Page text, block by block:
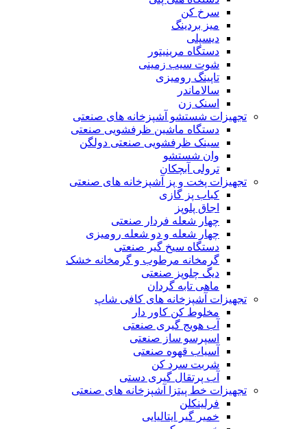
سرخ کن
میز بردینگ
دیسپلی
دستگاه مرینیتور
شوت سیب زمینی
تاپینگ رومیزی
سالاماندر
اسنک زن
تجهیزات شستشو آشپزخانه های صنعتی
دستگاه ماشین ظرفشویی صنعتی
سینک ظرفشویی صنعتی دولگن
وان شستشو
ترولی آبچکان
تجهیزات پخت و پز آشپزخانه های صنعتی
کباب پز گازی
اجاق پلوپز
چهار شعله فردار صنعتی
چهار شعله و دو شعله رومیزی
دستگاه سیخ گیر صنعتی
گرمخانه مرطوب و گرمخانه خشک
دیگ چلوپز صنعتی
ماهی تابه گردان
تجهیزات آشپزخانه های کافی شاپ
مخلوط کن کاور دار
آب هویج گیری صنعتی
اسپرسو ساز صنعتی
آسیاب قهوه صنعتی
شربت سرد کن
آب پرتقال گیری دستی
تجهیزات خط پیتزا آشپزخانه های صنعتی
فرلینکلن
خمیر گیر ایتالیایی